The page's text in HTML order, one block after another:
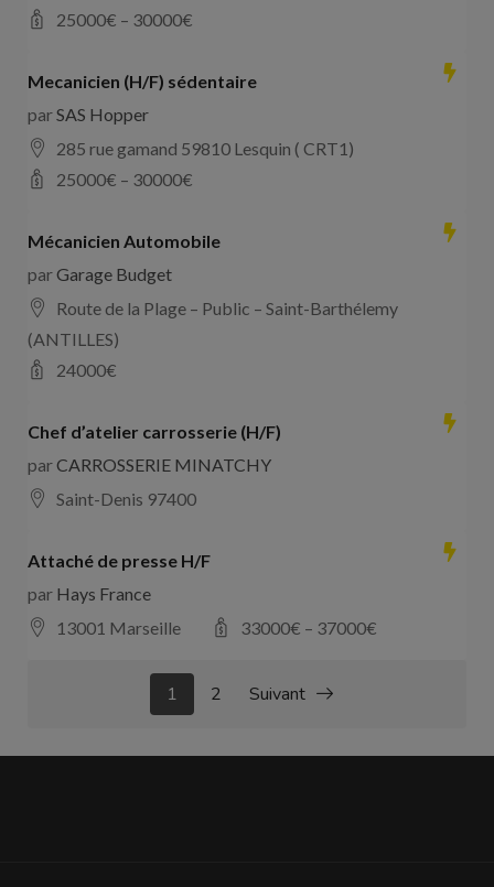
25000€ – 30000€
Mecanicien (H/F) sédentaire
parSAS Hopper
285 rue gamand 59810 Lesquin ( CRT1)
25000€ – 30000€
Mécanicien Automobile
parGarage Budget
Route de la Plage – Public – Saint-Barthélemy
(ANTILLES)
24000€
Chef d’atelier carrosserie (H/F)
parCARROSSERIE MINATCHY
Saint-Denis 97400
Attaché de presse H/F
par Hays France
13001 Marseille
33000€ – 37000€
1 2 Suivant